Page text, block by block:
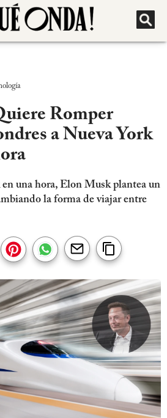
Romper
a Nueva York
una hora, Elon Musk plantea un
la forma de viajar entre